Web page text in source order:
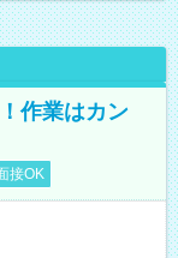
作業はカン
接OK